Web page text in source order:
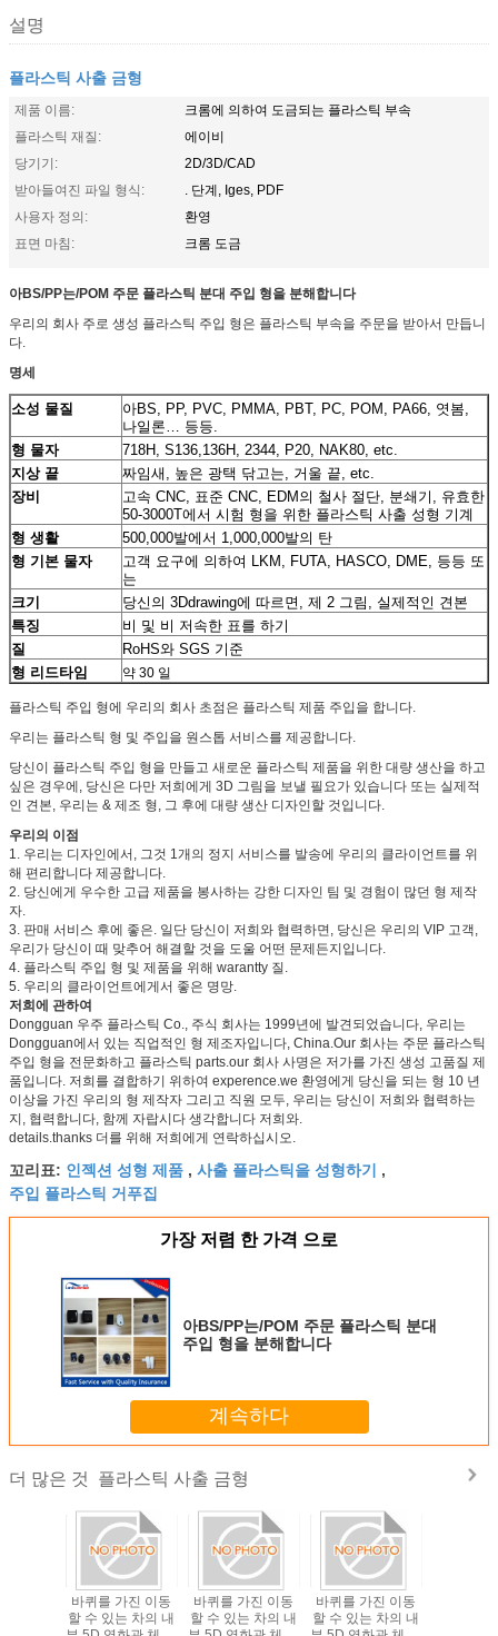
설명
플라스틱 사출 금형
제품 이름:
크롬에 의하여 도금되는 플라스틱 부속
플라스틱 재질:
에이비
당기기:
2D/3D/CAD
받아들여진 파일 형식:
. 단계, Iges, PDF
사용자 정의:
환영
표면 마침:
크롬 도금
아BS/PP는/POM 주문 플라스틱 분대 주입 형을 분해합니다
우리의 회사 주로 생성 플라스틱 주입 형은 플라스틱 부속을 주문을 받아서 만듭니
다.
명세
소성 물질
아BS, PP, PVC, PMMA, PBT, PC, POM, PA66, 엿봄,
나일론… 등등.
형 물자 718H, S136,136H, 2344, P20, NAK80, etc.
지상 끝 짜임새, 높은 광택 닦고는, 거울 끝, etc.
장비
고속 CNC, 표준 CNC, EDM의 철사 절단, 분쇄기, 유효한
50-3000T에서 시험 형을 위한 플라스틱 사출 성형 기계
형 생활 500,000발에서 1,000,000발의 탄
형 기본 물자
고객 요구에 의하여 LKM, FUTA, HASCO, DME, 등등 또
는
크기 당신의 3Ddrawing에 따르면, 제 2 그림, 실제적인 견본
특징 비 및 비 저속한 표를 하기
질 RoHS와 SGS 기준
형 리드타임 약 30 일
플라스틱 주입 형에 우리의 회사 초점은 플라스틱 제품 주입을 합니다.
우리는 플라스틱 형 및 주입을 원스톱 서비스를 제공합니다.
당신이 플라스틱 주입 형을 만들고 새로운 플라스틱 제품을 위한 대량 생산을 하고
싶은 경우에, 당신은 다만 저희에게 3D 그림을 보낼 필요가 있습니다 또는 실제적
인 견본, 우리는 & 제조 형, 그 후에 대량 생산 디자인할 것입니다.
우리의 이점
1. 우리는 디자인에서, 그것 1개의 정지 서비스를 발송에 우리의 클라이언트를 위
해 편리합니다 제공합니다.
2. 당신에게 우수한 고급 제품을 봉사하는 강한 디자인 팀 및 경험이 많던 형 제작
자.
3. 판매 서비스 후에 좋은. 일단 당신이 저희와 협력하면, 당신은 우리의 VIP 고객,
우리가 당신이 때 맞추어 해결할 것을 도울 어떤 문제든지입니다.
4. 플라스틱 주입 형 및 제품을 위해 warantty 질.
5. 우리의 클라이언트에게서 좋은 명망.
저희에 관하여
Dongguan 우주 플라스틱 Co., 주식 회사는 1999년에 발견되었습니다, 우리는
Dongguan에서 있는 직업적인 형 제조자입니다, China.Our 회사는 주문 플라스틱
주입 형을 전문화하고 플라스틱 parts.our 회사 사명은 저가를 가진 생성 고품질 제
품입니다. 저희를 결합하기 위하여 experence.we 환영에게 당신을 되는 형 10 년
이상을 가진 우리의 형 제작자 그리고 직원 모두, 우리는 당신이 저희와 협력하는
지, 협력합니다, 함께 자랍시다 생각합니다 저희와.
details.thanks 더를 위해 저희에게 연락하십시오.
꼬리표: 인젝션 성형 제품 , 사출 플라스틱을 성형하기 ,
주입 플라스틱 거푸집
가장 저렴 한 가격 으로
아BS/PP는/POM 주문 플라스틱 분대
주입 형을 분해합니다
계속하다
더 많은 것 플라스틱 사출 금형
바퀴를 가진 이동
할 수 있는 차의 내
바퀴를 가진 이동
할 수 있는 차의 내
바퀴를 가진 이동
할 수 있는 차의 내